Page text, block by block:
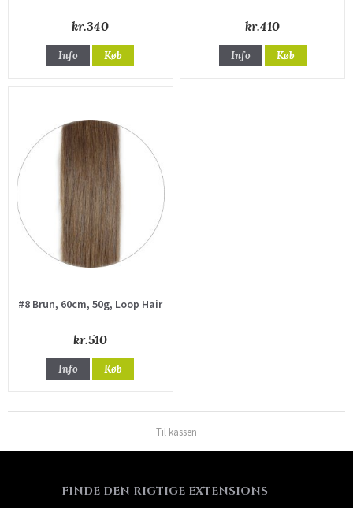
kr.340
Info Køb
kr.410
Info Køb
#8 Brun, 60cm, 50g, Loop Hair
kr.510
Info Køb
Til kassen
FINDE DEN RIGTIGE EXTENSIONS